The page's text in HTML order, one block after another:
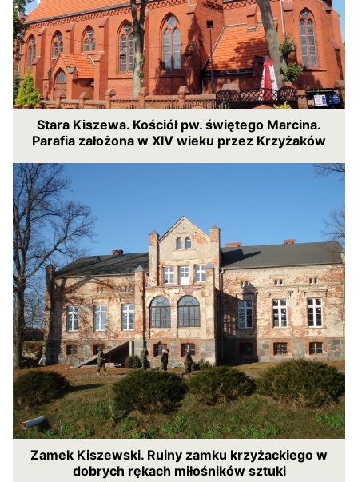
Stara Kiszewa. Kościół pw. świętego Marcina.
Parafia założona w XIV wieku przez Krzyżaków
Zamek Kiszewski. Ruiny zamku krzyżackiego w
dobrych rękach miłośników sztuki